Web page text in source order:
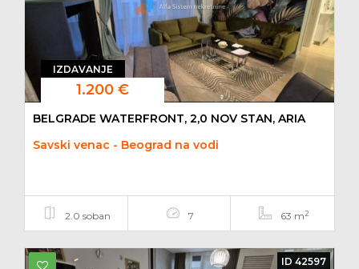
IZDAVANJE
1.200 €
BELGRADE WATERFRONT, 2,0 NOV STAN, ARIA
Savski venac - Beograd na vodi
2.0 soban 7 63 m2
ID 42597